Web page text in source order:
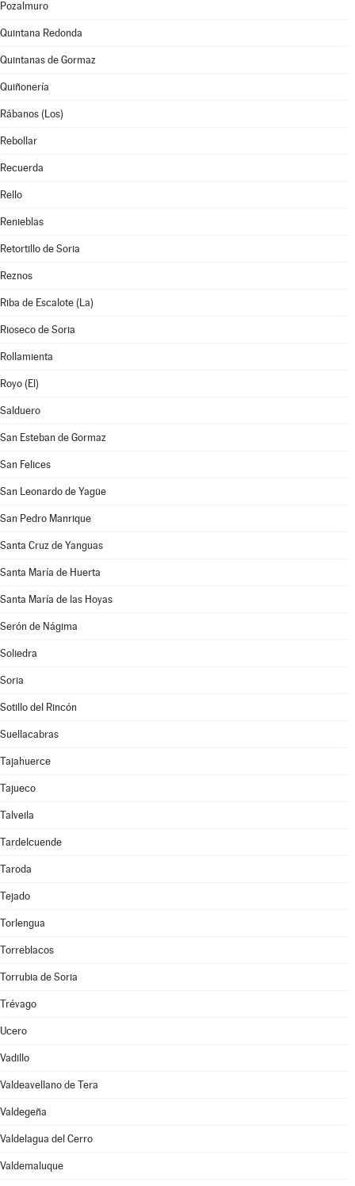
Pozalmuro
Quintana Redonda
Quintanas de Gormaz
Quiñonería
Rábanos (Los)
Rebollar
Recuerda
Rello
Renieblas
Retortillo de Soria
Reznos
Riba de Escalote (La)
Rioseco de Soria
Rollamienta
Royo (El)
Salduero
San Esteban de Gormaz
San Felices
San Leonardo de Yagüe
San Pedro Manrique
Santa Cruz de Yanguas
Santa María de Huerta
Santa María de las Hoyas
Serón de Nágima
Soliedra
Soria
Sotillo del Rincón
Suellacabras
Tajahuerce
Tajueco
Talveila
Tardelcuende
Taroda
Tejado
Torlengua
Torreblacos
Torrubia de Soria
Trévago
Ucero
Vadillo
Valdeavellano de Tera
Valdegeña
Valdelagua del Cerro
Valdemaluque